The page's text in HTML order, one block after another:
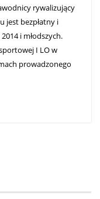
rywalizujący
jest bezpłatny i
i młodszych.
I LO w
prowadzonego